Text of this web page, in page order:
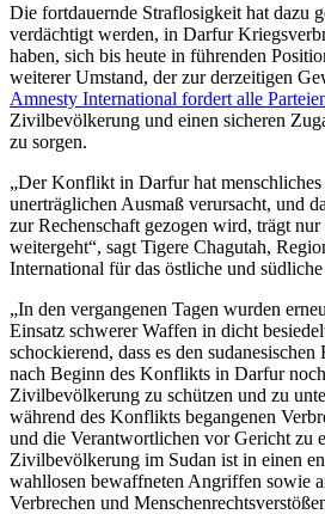
Die fortdauernde Straflosigkeit hat dazu
verdächtigt werden, in Darfur
haben, sich bis heute in führenden
weiterer Umstand, der zur derzeitigen
Amnesty International fordert alle
Zivilbevölkerung und einen sicheren
zu sorgen.
„Der Konflikt in Darfur hat
unerträglichen Ausmaß verursacht, und
zur Rechenschaft gezogen wird, trägt nur
weitergeht“, sagt Tigere Chagutah,
International für das östliche und
„In den vergangenen Tagen wurden
Einsatz schwerer Waffen in dicht
schockierend, dass es den
nach Beginn des Konflikts in Darfur
Zivilbevölkerung zu schützen und zu
während des Konflikts begangenen
und die Verantwortlichen vor Gericht zu
Zivilbevölkerung im Sudan ist in einen
wahllosen bewaffneten Angriffen sowie
Verbrechen und